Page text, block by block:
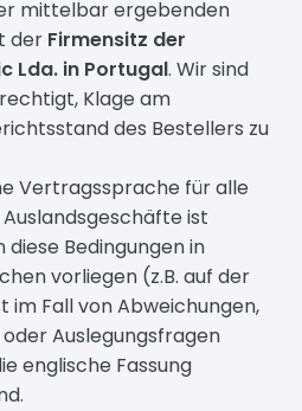
mittelbar ergebenden
der Firmensitz der
Lda. in Portugal. Wir sind
Klage am
des Bestellers zu
Vertragssprache für alle
ist
diese Bedingungen in
vorliegen (z.B. auf der
im Fall von Abweichungen,
Auslegungsfragen
englische Fassung